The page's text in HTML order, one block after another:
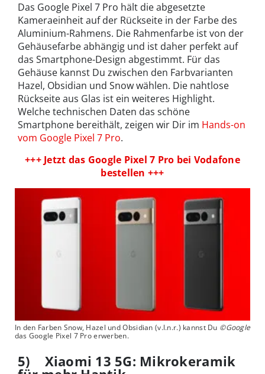
Das Google Pixel 7 Pro hält die abgesetzte
Kameraeinheit auf der Rückseite in der Farbe des
Aluminium-Rahmens. Die Rahmenfarbe ist von der
Gehäusefarbe abhängig und ist daher perfekt auf
das Smartphone-Design abgestimmt. Für das
Gehäuse kannst Du zwischen den Farbvarianten
Hazel, Obsidian und Snow wählen. Die nahtlose
Rückseite aus Glas ist ein weiteres Highlight.
Welche technischen Daten das schöne
Smartphone bereithält, zeigen wir Dir im Hands-on
vom Google Pixel 7 Pro.
+++ Jetzt das Google Pixel 7 Pro bei Vodafone
bestellen +++
In den Farben Snow, Hazel und Obsidian (v.l.n.r.) kannst Du
das Google Pixel 7 Pro erwerben.
©Google
5) Xiaomi 13 5G: Mikrokeramik